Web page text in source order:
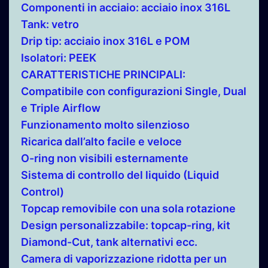
Componenti in acciaio: acciaio inox 316L
Tank: vetro
Drip tip: acciaio inox 316L e POM
Isolatori: PEEK
CARATTERISTICHE PRINCIPALI:
Compatibile con configurazioni Single, Dual
e Triple Airflow
Funzionamento molto silenzioso
Ricarica dall’alto facile e veloce
O-ring non visibili esternamente
Sistema di controllo del liquido (Liquid
Control)
Topcap removibile con una sola rotazione
Design personalizzabile: topcap-ring, kit
Diamond-Cut, tank alternativi ecc.
Camera di vaporizzazione ridotta per un